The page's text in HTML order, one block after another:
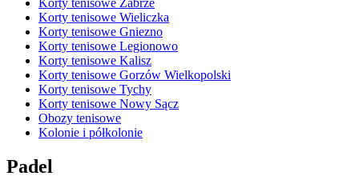
Korty tenisowe Wieliczka
Korty tenisowe Gniezno
Korty tenisowe Legionowo
Korty tenisowe Kalisz
Korty tenisowe Gorzów Wielkopolski
Korty tenisowe Tychy
Korty tenisowe Nowy Sącz
Obozy tenisowe
Kolonie i półkolonie
Padel